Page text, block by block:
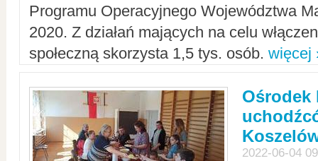
Programu Operacyjnego Województwa
2020. Z działań mających na celu
społeczną skorzysta 1,5 tys. osób. więcej
Ośrodek
2022-06-04